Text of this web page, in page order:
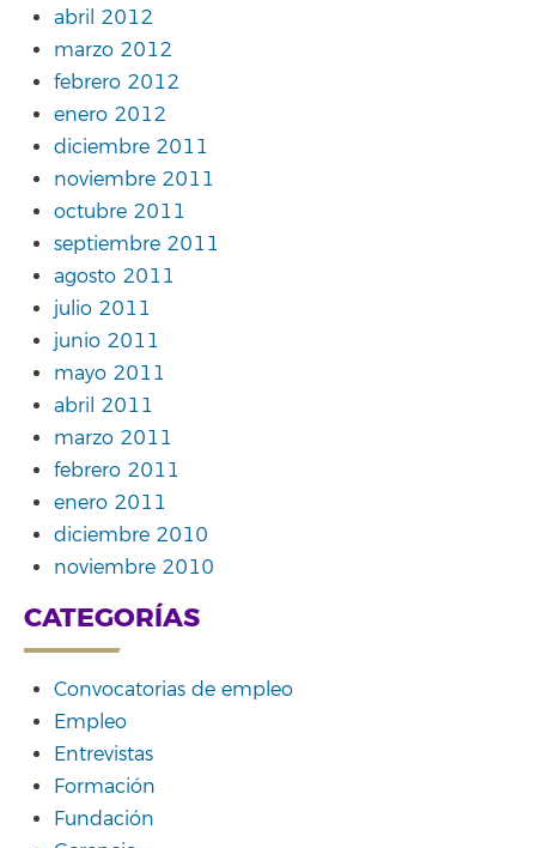
abril 2012
marzo 2012
febrero 2012
enero 2012
diciembre 2011
noviembre 2011
octubre 2011
septiembre 2011
agosto 2011
julio 2011
junio 2011
mayo 2011
abril 2011
marzo 2011
febrero 2011
enero 2011
diciembre 2010
noviembre 2010
CATEGORÍAS
Convocatorias de empleo
Empleo
Entrevistas
Formación
Fundación